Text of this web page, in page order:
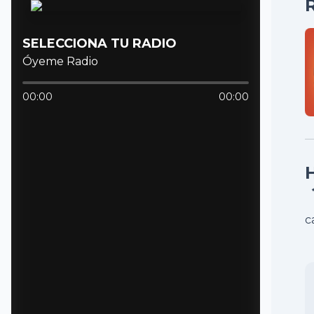
SELECCIONA TU RADIO
Óyeme Radio
00:00 00:00